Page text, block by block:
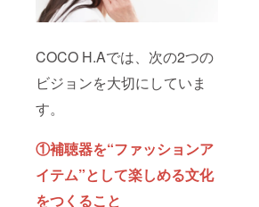
COCO H.Aでは、次の2つの
ビジョンを大切にしていま
す。
①補聴器を“ファッションア
イテム”として楽しめる文化
をつくること